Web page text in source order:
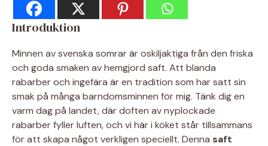
Introduktion
Minnen av svenska somrar är oskiljaktiga från den friska
och goda smaken av hemgjord saft. Att blanda
rabarber och ingefära är en tradition som har satt sin
smak på många barndomsminnen för mig. Tänk dig en
varm dag på landet, där doften av nyplockade
rabarber fyller luften, och vi här i köket står tillsammans
för att skapa något verkligen speciellt. Denna saft